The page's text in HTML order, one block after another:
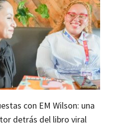
con EM Wilson: una
detrás del libro viral